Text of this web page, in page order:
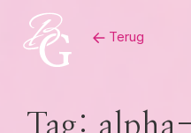
content
Terug
Tag: